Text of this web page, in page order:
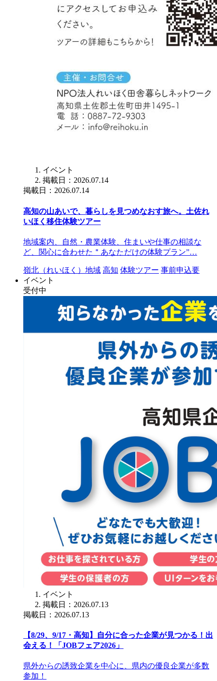
イベント
掲載日：2026.07.14
掲載日：2026.07.14
高知の山あいで、暮らしを見つめなおす旅へ。土佐れ
いほく移住体験ツアー
地域案内、自然・農業体験、住まいや仕事の相談な
ど、関心に合わせた＂あなただけの体験プラン”…
嶺北（れいほく）地域 高知 体験ツアー 事前申込要
イベント
受付中
イベント
掲載日：2026.07.13
掲載日：2026.07.13
【8/29、9/17・高知】自分に合った企業が見つかる！出
会える！「JOBフェア2026」
県外からの誘致企業を中心に、県内の優良企業が多数
参加！